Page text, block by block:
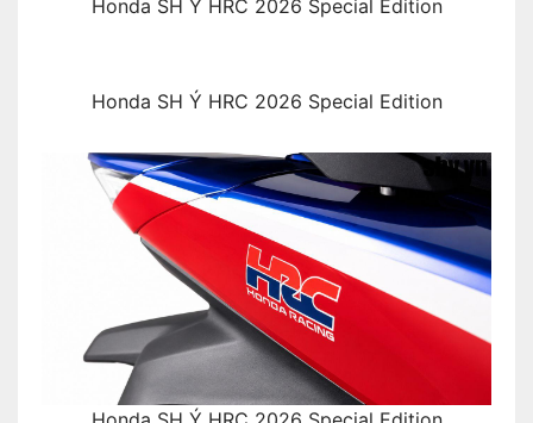
Honda SH Ý HRC 2026 Special Edition
Honda SH Ý HRC 2026 Special Edition